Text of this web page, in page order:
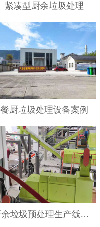
紧凑型厨余垃圾处理
餐厨垃圾处理设备案例
厨余垃圾预处理生产线案例